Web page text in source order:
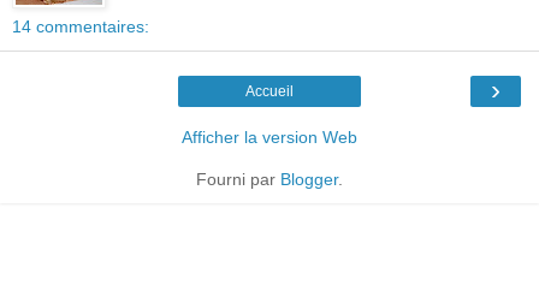
14 commentaires:
›
Accueil
Afficher la version Web
Fourni par Blogger.